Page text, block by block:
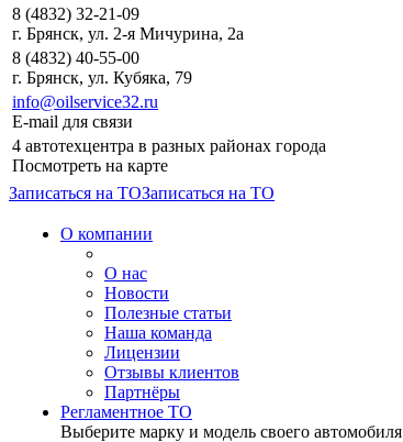
8 (4832) 32-21-09
г. Брянск, ул. 2-я Мичурина, 2а
8 (4832) 40-55-00
г. Брянск, ул. Кубяка, 79
info@oilservice32.ru
E-mail для связи
4 автотехцентра в разных районах города
Посмотреть на карте
Записаться на ТОЗаписаться на ТО
О компании
О нас
Новости
Полезные статьи
Наша команда
Лицензии
Отзывы клиентов
Партнёры
Регламентное ТО
Выберите марку и модель своего автомобиля